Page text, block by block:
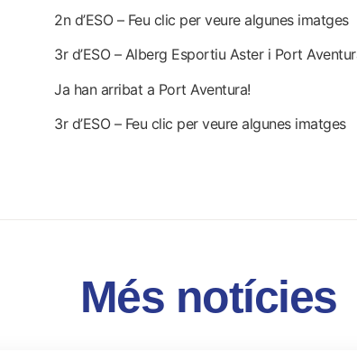
2n d’ESO – Feu clic per veure algunes imatges
3r d’ESO – Alberg Esportiu Aster i Port
Ja han arribat a Port Aventura!
3r d’ESO – Feu clic per veure algunes imatges
Més notícies